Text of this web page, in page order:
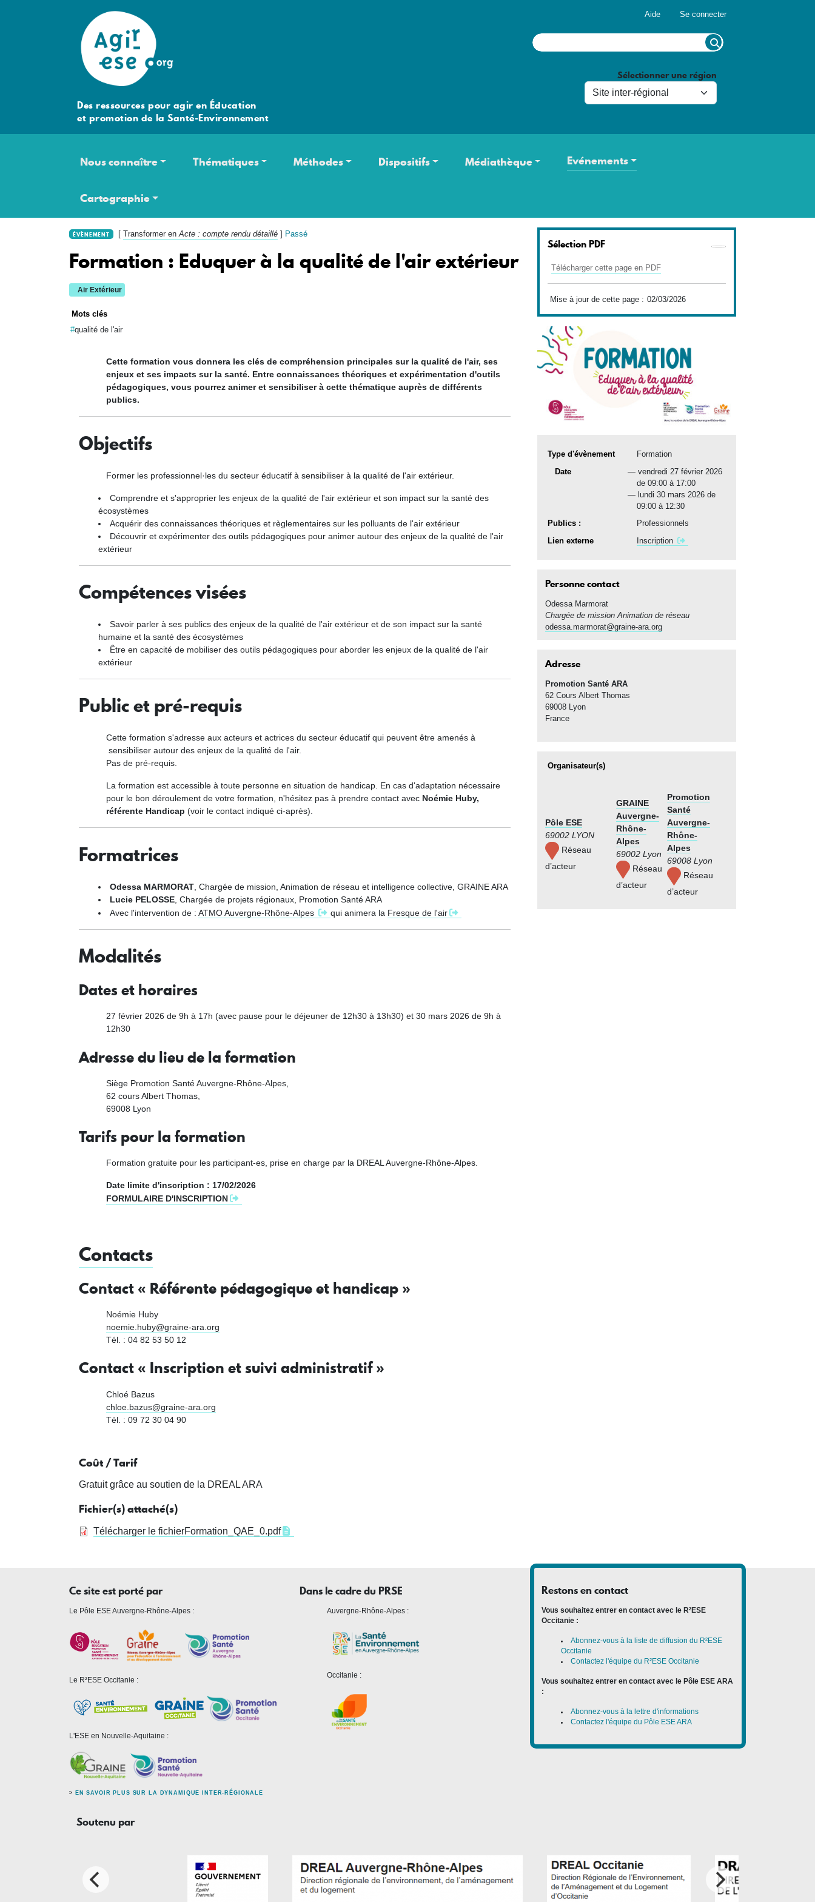
Des ressources pour agir en Éducation
et promotion de la Santé-Environnement
Aide Se connecter
Sélectionner une région
Nous connaître Thématiques Méthodes Dispositifs Médiathèque Evénements
Cartographie
ÉVÈNEMENT [Transformer enActe : compte rendu détaillé ] Passé
Formation : Eduquer à la qualité de l'air extérieur
Air Extérieur
Mots clés
qualité de l'air
Cette formation vous donnera les clés de compréhension principales sur la qualité de l'air, ses
enjeux et ses impacts sur la santé. Entre connaissances théoriques et expérimentation d'outils
pédagogiques, vous pourrez animer et sensibiliser à cette thématique auprès de différents
publics.
Objectifs
Former les professionnel·les du secteur éducatif à sensibiliser à la qualité de l'air extérieur.
Comprendre et s'approprier les enjeux de la qualité de l'air extérieur et son impact sur la santé des
écosystèmes
Acquérir des connaissances théoriques et règlementaires sur les polluants de l'air extérieur
Découvrir et expérimenter des outils pédagogiques pour animer autour des enjeux de la qualité de l'air
extérieur
Compétences visées
Savoir parler à ses publics des enjeux de la qualité de l'air extérieur et de son impact sur la santé
humaine et la santé des écosystèmes
Être en capacité de mobiliser des outils pédagogiques pour aborder les enjeux de la qualité de l'air
extérieur
Public et pré-requis
Cette formation s'adresse aux acteurs et actrices du secteur éducatif qui peuvent être amenés à
sensibiliser autour des enjeux de la qualité de l'air.
Pas de pré-requis.
La formation est accessible à toute personne en situation de handicap. En cas d'adaptation nécessaire
pour le bon déroulement de votre formation, n'hésitez pas à prendre contact avec Noémie Huby,
référente Handicap (voir le contact indiqué ci-après).
Formatrices
Odessa MARMORAT , Chargée de mission, Animation de réseau et intelligence collective, GRAINE ARA
Lucie PELOSSE , Chargée de projets régionaux, Promotion Santé ARA
Avec l'intervention de :ATMO Auvergne-Rhône-Alpes qui animera la Fresque de l'air
Modalités
Dates et horaires
27 février 2026 de 9h à 17h (avec pause pour le déjeuner de 12h30 à 13h30) et 30 mars 2026 de 9h à
12h30
Adresse du lieu de la formation
Siège Promotion Santé Auvergne-Rhône-Alpes,
62 cours Albert Thomas,
69008 Lyon
Tarifs pour la formation
Formation gratuite pour les participant-es, prise en charge par la DREAL Auvergne-Rhône-Alpes.
Date limite d'inscription : 17/02/2026
FORMULAIRE D'INSCRIPTION
Contacts
Contact « Référente pédagogique et handicap »
Noémie Huby
noemie.huby@graine-ara.org
Tél. : 04 82 53 50 12
Contact « Inscription et suivi administratif »
Chloé Bazus
chloe.bazus@graine-ara.org
Tél. : 09 72 30 04 90
Coût / Tarif
Gratuit grâce au soutien de la DREAL ARA
Fichier(s) attaché(s)
Télécharger le fichierFormation_QAE_0.pdf
Sélection PDF
Télécharger cette page en PDF
Mise à jour de cette page : 02/03/2026
Type d'évènement
Formation
Date
date(s)
vendredi 27 février 2026
de 09:00 à 17:00
lundi 30 mars 2026 de
09:00 à 12:30
Publics :
Professionnels
Lien externe
Inscription
Personne contact
Odessa Marmorat
Chargée de mission Animation de réseau
odessa.marmorat@graine-ara.org
Adresse
Promotion Santé ARA
62 Cours Albert Thomas
69008 Lyon
France
Organisateur(s)
Pôle ESE
69002 LYON
Réseau
d’acteur
GRAINE
Auvergne-
Rhône-
Alpes
69002 Lyon
Réseau
d’acteur
Promotion
Santé
Auvergne-
Rhône-
Alpes
69008 Lyon
Réseau
d’acteur
Ce site est porté par
Le Pôle ESE Auvergne-Rhône-Alpes :
Le R²ESE Occitanie :
L'ESE en Nouvelle-Aquitaine :
> EN SAVOIR PLUS SUR LA DYNAMIQUE INTER-RÉGIONALE
Dans le cadre du PRSE
Auvergne-Rhône-Alpes :
Occitanie :
Restons en contact
Vous souhaitez entrer en contact avec le R²ESE
Occitanie :
Abonnez-vous à la liste de diffusion du R²ESE
Occitanie
Contactez l'équipe du R²ESE Occitanie
Vous souhaitez entrer en contact avec le Pôle ESE ARA
:
Abonnez-vous à la lettre d'informations
Contactez l'équipe du Pôle ESE ARA
Soutenu par